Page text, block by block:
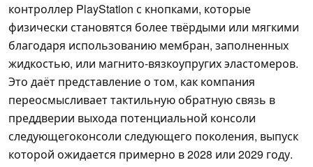
контроллер PlayStation с кнопками, которые
физически становятся более твёрдыми или мягкими
благодаря использованию мембран, заполненных
жидкостью, или магнито-вязкоупругих эластомеров.
Это даёт представление о том, как компания
переосмысливает тактильную обратную связь в
преддверии выхода потенциальной консоли
следующегоконсоли следующего поколения, выпуск
которой ожидается примерно в 2028 или 2029 году.